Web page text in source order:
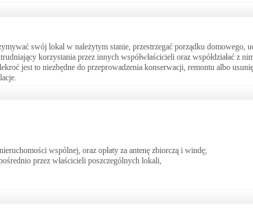
swój lokal w należytym stanie, przestrzegać porządku domowego,
korzystania przez innych współwłaścicieli oraz współdziałać z
jest to niezbędne do przeprowadzenia konserwacji, remontu albo
wspólnej, oraz opłaty za antenę zbiorczą i windę;
przez właścicieli poszczególnych lokali,